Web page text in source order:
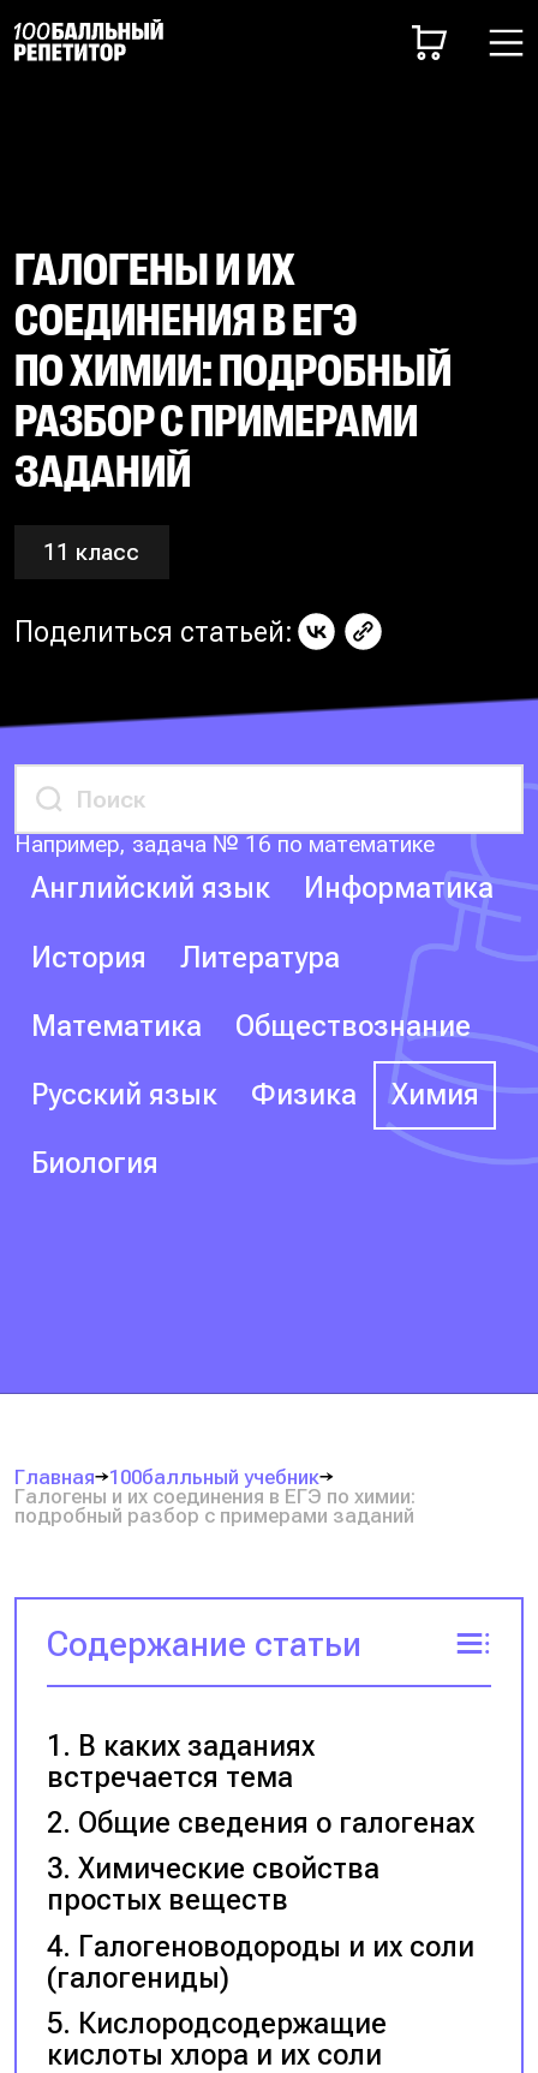
ГАЛОГЕНЫ И ИХ
СОЕДИНЕНИЯ В ЕГЭ
ПО ХИМИИ: ПОДРОБНЫЙ
РАЗБОР С ПРИМЕРАМИ
ЗАДАНИЙ
11 класс
Поделиться статьей:
Например, задача № 16 по математике
Английский язык Информатика
История Литература
Математика Обществознание
Русский язык Физика Химия
Биология
Главная
100балльный учебник
Галогены и их соединения в ЕГЭ по химии:
подробный разбор с примерами заданий
Содержание статьи
В каких заданиях
встречается тема
Общие сведения о галогенах
Химические свойства
простых веществ
Галогеноводороды и их соли
(галогениды)
Кислородсодержащие
кислоты хлора и их соли